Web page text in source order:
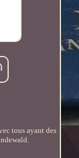
tous ayant des